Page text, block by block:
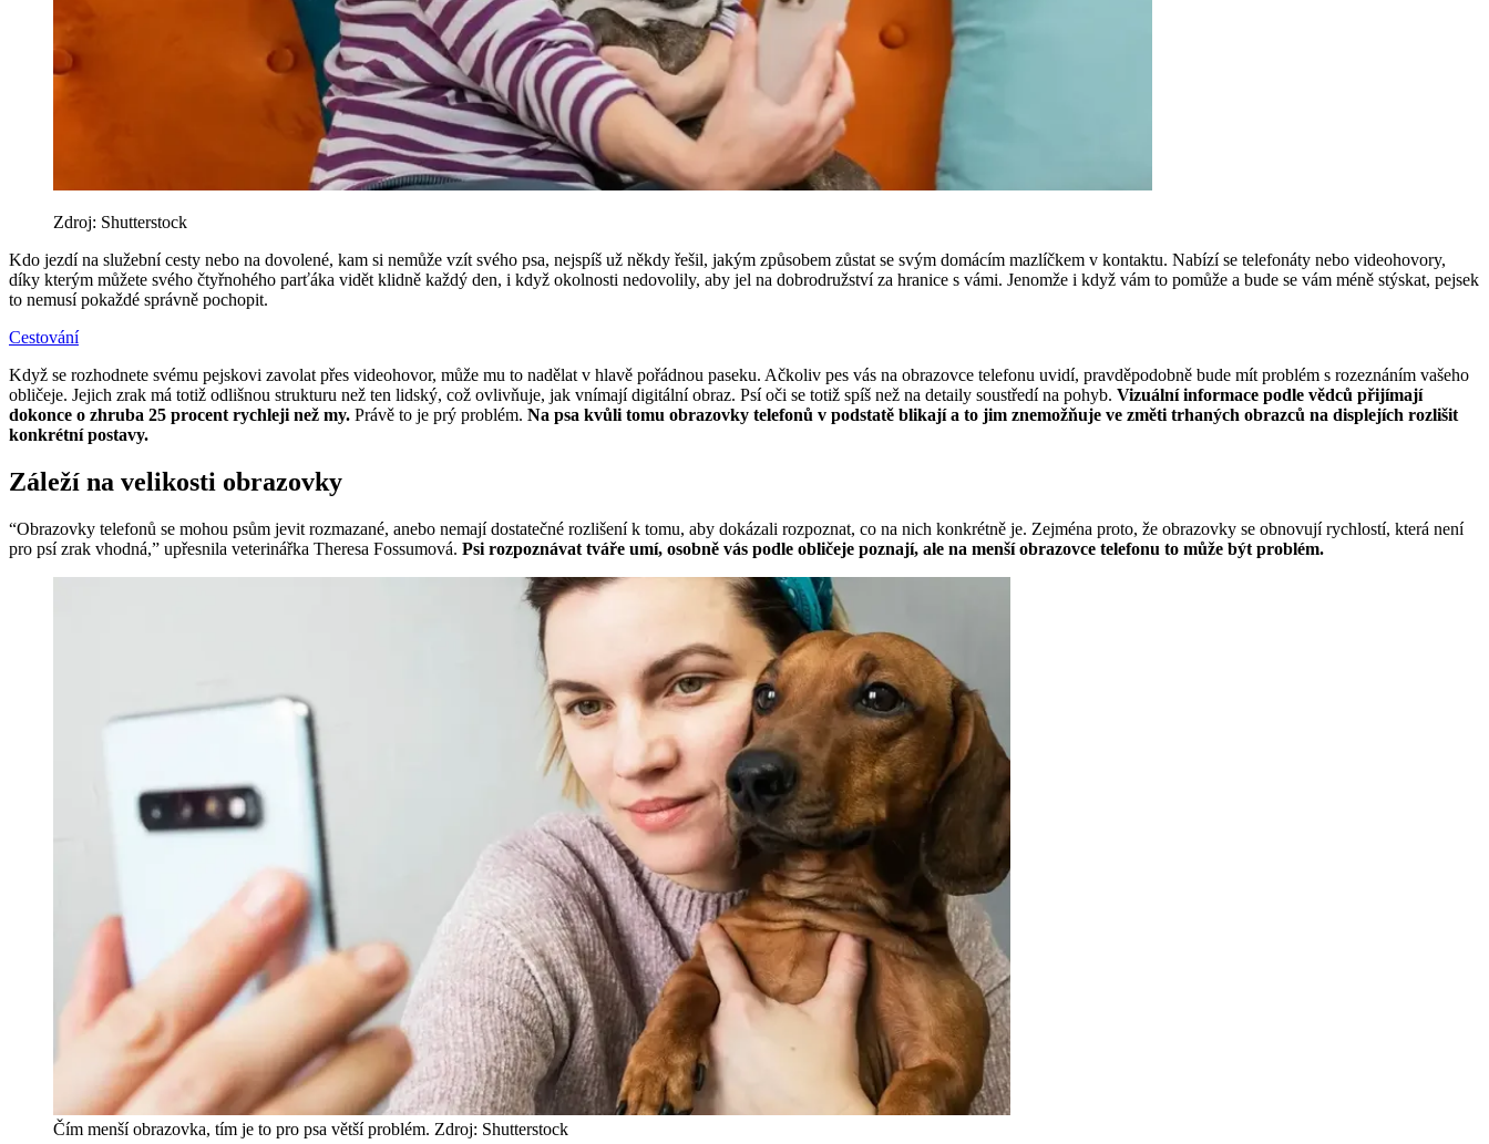
Zdroj: Shutterstock
Kdo jezdí na služební cesty nebo na dovolené, kam si nemůže vzít svého psa, nejspíš už někdy řešil, jakým způsobem zůstat se svým domácím mazlíčkem v kontaktu. Nabízí se telefonáty nebo videohovory,
díky kterým můžete svého čtyřnohého parťáka vidět klidně každý den, i když okolnosti nedovolily, aby jel na dobrodružství za hranice s vámi. Jenomže i když vám to pomůže a bude se vám méně stýskat, pejsek
to nemusí pokaždé správně pochopit.
Cestování
Když se rozhodnete svému pejskovi zavolat přes videohovor, může mu to nadělat v hlavě pořádnou paseku. Ačkoliv pes vás na obrazovce telefonu uvidí, pravděpodobně bude mít problém s rozeznáním vašeho
obličeje. Jejich zrak má totiž odlišnou strukturu než ten lidský, což ovlivňuje, jak vnímají digitální obraz. Psí oči se totiž spíš než na detaily soustředí na pohyb. Vizuální informace podle vědců přijímají
dokonce o zhruba 25 procent rychleji než my. Právě to je prý problém. Na psa kvůli tomu obrazovky telefonů v podstatě blikají a to jim znemožňuje ve změti trhaných obrazců na displejích rozlišit
konkrétní postavy.
Záleží na velikosti obrazovky
“Obrazovky telefonů se mohou psům jevit rozmazané, anebo nemají dostatečné rozlišení k tomu, aby dokázali rozpoznat, co na nich konkrétně je. Zejména proto, že obrazovky se obnovují rychlostí, která není
pro psí zrak vhodná,” upřesnila veterinářka Theresa Fossumová. Psi rozpoznávat tváře umí, osobně vás podle obličeje poznají, ale na menší obrazovce telefonu to může být problém.
Čím menší obrazovka, tím je to pro psa větší problém. Zdroj: Shutterstock